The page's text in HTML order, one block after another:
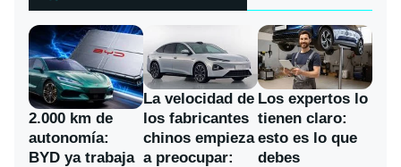
2.000 km de
autonomía:
BYD ya trabaja
La velocidad de
los fabricantes
chinos empieza
a preocupar:
Los expertos lo
tienen claro:
esto es lo que
debes